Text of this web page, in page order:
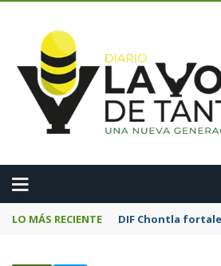
LO MÁS RECIENTE Motociclista